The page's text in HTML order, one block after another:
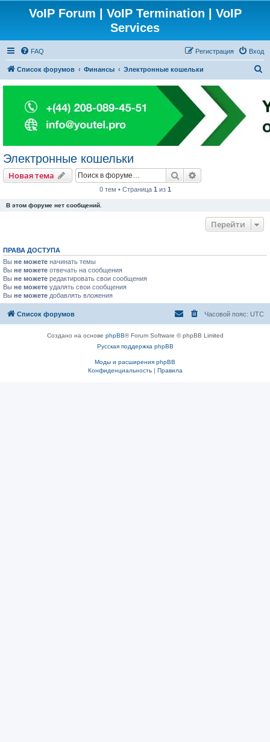
VoIP Forum | VoIP Termination | VoIP
Services
FAQ Вход
Регистрация
Список форумов Финансы Электронные кошельки
с
к
Электронные кошельки
Новая тема Поиск
0 тем • Страница 1 из 1
В этом форуме нет сообщений.
Перейти
ПРАВА ДОСТУПА
Вы не можете начинать темы
Вы не можете отвечать на сообщения
Вы не можете редактировать свои сообщения
Вы не можете удалять свои сообщения
Вы не можете добавлять вложения
Список форумов Часовой пояс: UTC
Создано на основе phpBB® Forum Software © phpBB Limited
Русская поддержка phpBB
Моды и расширения phpBB
Конфиденциальность| Правила